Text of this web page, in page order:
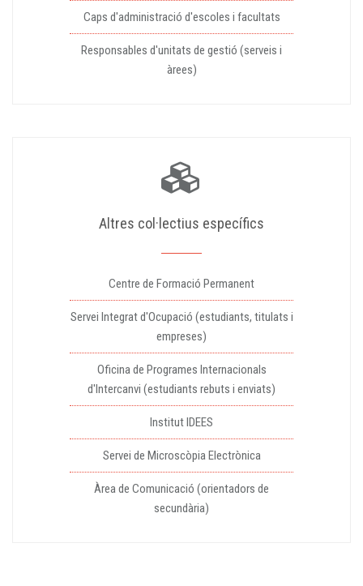
Caps d'administració d'escoles i facultats
Responsables d'unitats de gestió (serveis i
àrees)
Altres col·lectius específics
Centre de Formació Permanent
Servei Integrat d'Ocupació (estudiants, titulats i
empreses)
Oficina de Programes Internacionals
d'Intercanvi (estudiants rebuts i enviats)
Institut IDEES
Servei de Microscòpia Electrònica
Àrea de Comunicació (orientadors de
secundària)